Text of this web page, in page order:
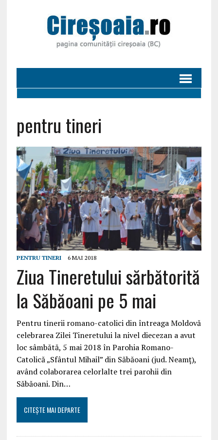
pentru tineri
PENTRU TINERI 6 MAI 2018
Ziua Tineretului sărbătorită
la Săbăoani pe 5 mai
Pentru tinerii romano-catolici din întreaga Moldovă
celebrarea Zilei Tineretului la nivel diecezan a avut
loc sâmbătă, 5 mai 2018 în Parohia Romano-
Catolică „Sfântul Mihail” din Săbăoani (jud. Neamţ),
având colaborarea celorlalte trei parohii din
Săbăoani. Din…
CITEȘTE MAI DEPARTE